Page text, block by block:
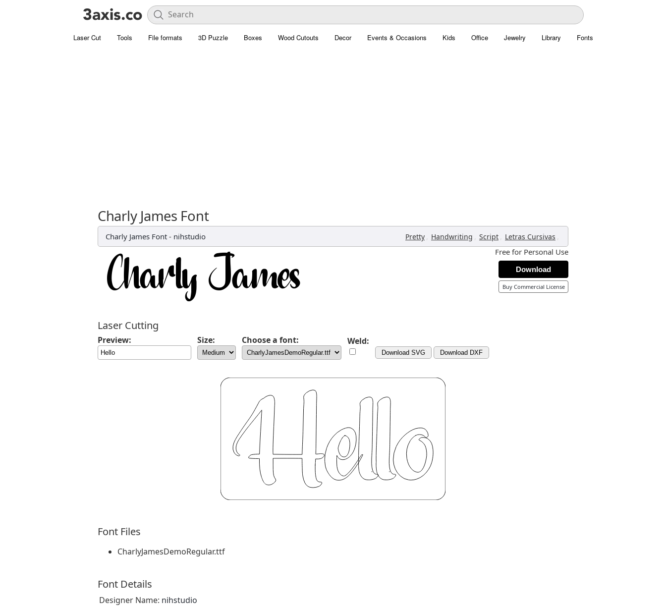
Laser Cut Tools File formats 3D Puzzle Boxes Wood Cutouts Decor Events & Occasions Kids Office Jewelry Library Fonts
Charly James Font
Charly James Font - nihstudio Pretty , Handwriting , Script , Letras Cursivas ,
Free for Personal Use
Download
Buy Commercial License
Laser Cutting
Preview: Size: Choose a font: Weld:
Download SVG Download DXF
Font Files
CharlyJamesDemoRegular.ttf
Font Details
Designer Name: nihstudio